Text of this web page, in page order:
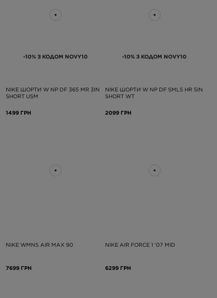
-10% З КОДОМ NOVY10
NIKE ШОРТИ W NP DF 365 MR 3IN
SHORT USM
1499 ГРН
-10% З КОДОМ NOVY10
NIKE ШОРТИ W NP DF SMLS HR 5IN
SHORT WT
2099 ГРН
NIKE WMNS AIR MAX 90
7699 ГРН
NIKE AIR FORCE 1 '07 MID
6299 ГРН